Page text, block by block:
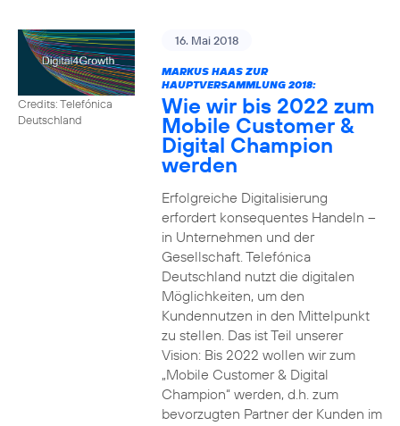
Credits: Telefónica
Deutschland
16. Mai 2018
MARKUS HAAS ZUR
HAUPTVERSAMMLUNG 2018:
Wie wir bis 2022 zum
Mobile Customer &
Digital Champion
werden
Erfolgreiche Digitalisierung
erfordert konsequentes Handeln –
in Unternehmen und der
Gesellschaft. Telefónica
Deutschland nutzt die digitalen
Möglichkeiten, um den
Kundennutzen in den Mittelpunkt
zu stellen. Das ist Teil unserer
Vision: Bis 2022 wollen wir zum
„Mobile Customer & Digital
Champion“ werden, d.h. zum
bevorzugten Partner der Kunden im